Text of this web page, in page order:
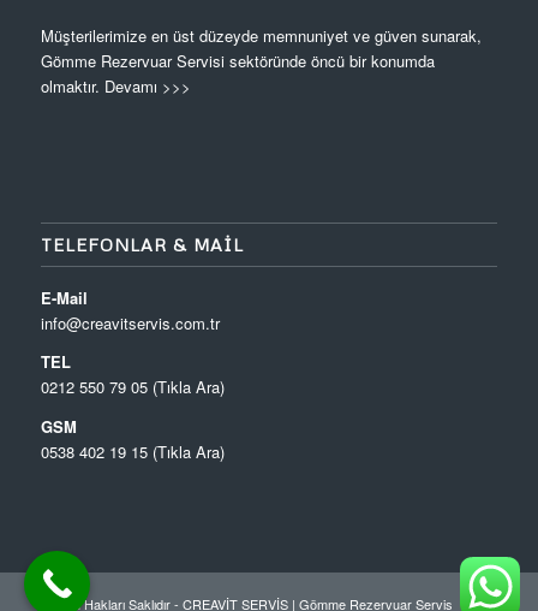
Müşterilerimize en üst düzeyde memnuniyet ve güven sunarak,
Gömme Rezervuar Servisi sektöründe öncü bir konumda
olmaktır. Devamı >>>
TELEFONLAR & MAIL
E-Mail
info@creavitservis.com.tr
TEL
0212 550 79 05 (Tıkla Ara)
GSM
0538 402 19 15 (Tıkla Ara)
© Tüm Hakları Saklıdır - CREAVİT SERVİS | Gömme Rezervuar Servis